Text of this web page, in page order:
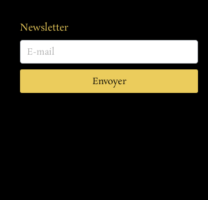
Newsletter
Envoyer